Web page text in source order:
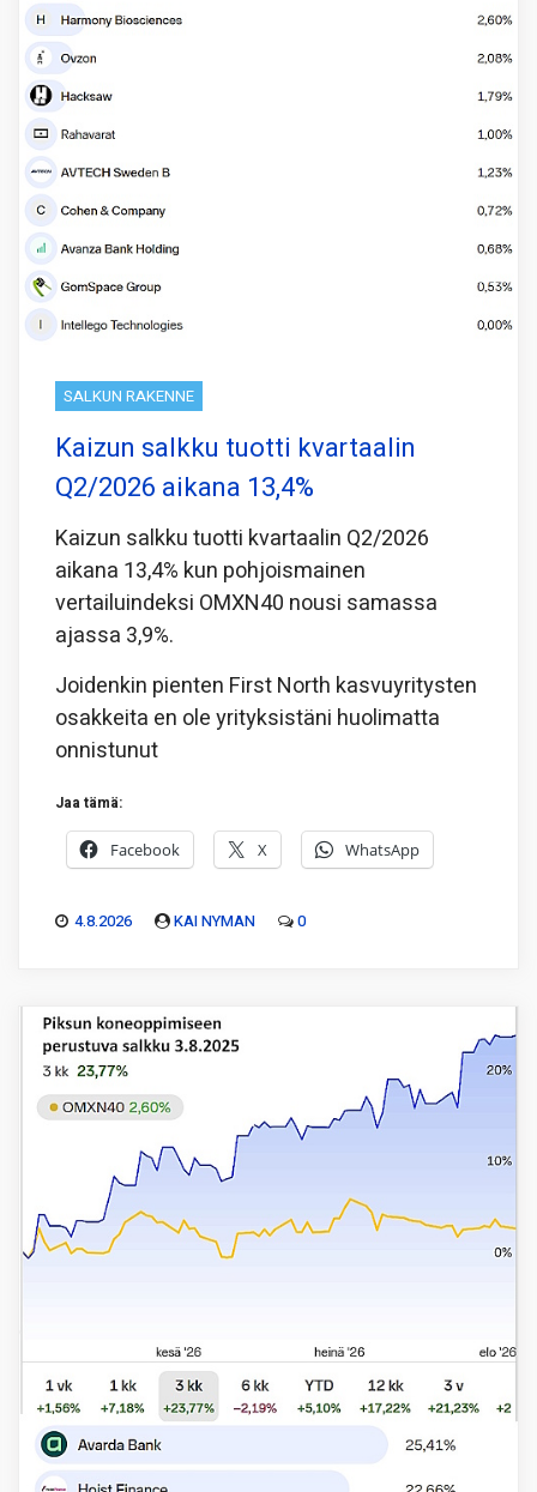
SALKUN RAKENNE
Kaizun salkku tuotti kvartaalin
Q2/2026 aikana 13,4%
Kaizun salkku tuotti kvartaalin Q2/2026
aikana 13,4% kun pohjoismainen
vertailuindeksi OMXN40 nousi samassa
ajassa 3,9%.
Joidenkin pienten First North kasvuyritysten
osakkeita en ole yrityksistäni huolimatta
onnistunut
Jaa tämä:
Facebook X WhatsApp
4.8.2026 KAI NYMAN 0